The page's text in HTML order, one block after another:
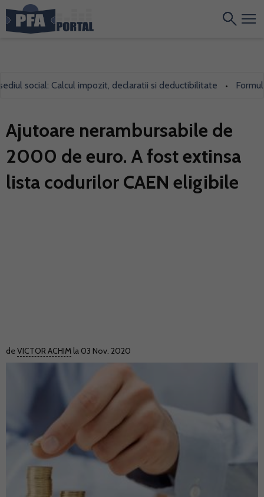
social: Calcul impozit, declaratii si deductibilitate •
Ajutoare nerambursabile de
2000 de euro. A fost extinsa
lista codurilor CAEN eligibile
deVICTOR ACHIM la 03 Nov. 2020